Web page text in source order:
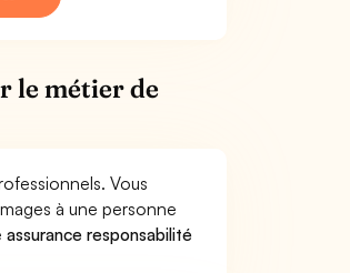
le métier de
Vous
à une personne
assurance responsabilité